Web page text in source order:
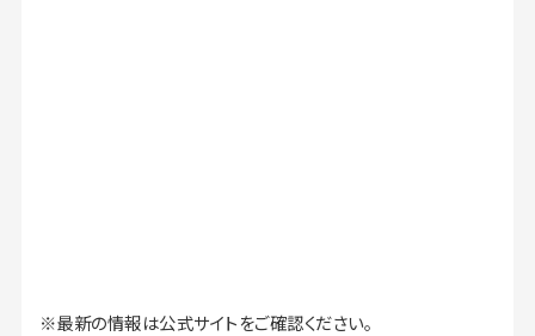
※最新の情報は公式サイトをご確認ください。